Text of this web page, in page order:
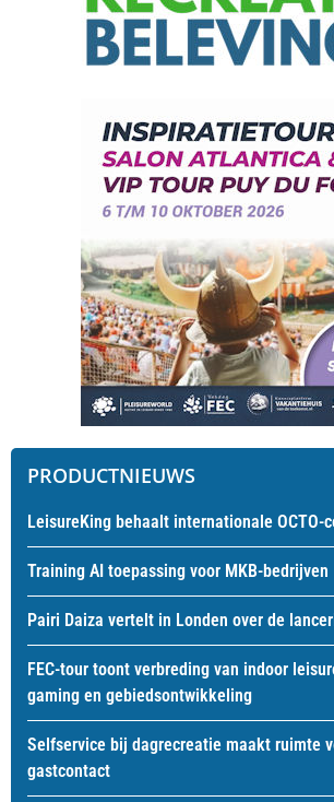
PRODUCTNIEUWS
LeisureKing behaalt internationale OCTO-
Training AI toepassing voor MKB-bedrijven
Pairi Daiza vertelt in Londen over de
FEC-tour toont verbreding van indoor
gaming en gebiedsontwikkeling
Selfservice bij dagrecreatie maakt ruimte
gastcontact